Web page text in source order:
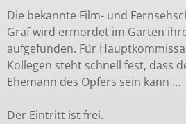
Die bekannte Film- und
Graf wird ermordet im Garten
aufgefunden. Für
Kollegen steht schnell fest, dass
Ehemann des Opfers sein kann …
Der Eintritt ist frei.